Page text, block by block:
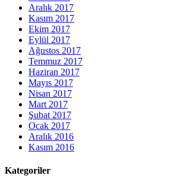
Aralık 2017
Kasım 2017
Ekim 2017
Eylül 2017
Ağustos 2017
Temmuz 2017
Haziran 2017
Mayıs 2017
Nisan 2017
Mart 2017
Şubat 2017
Ocak 2017
Aralık 2016
Kasım 2016
Kategoriler